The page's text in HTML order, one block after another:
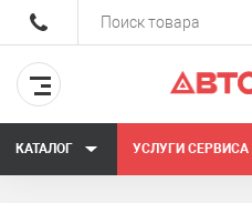
КАТАЛОГ УСЛУГИ СЕРВИСА